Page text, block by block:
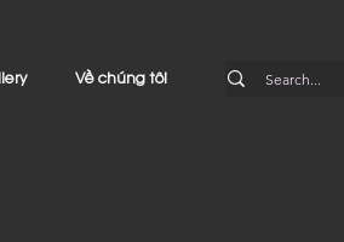
Về chúng tôi